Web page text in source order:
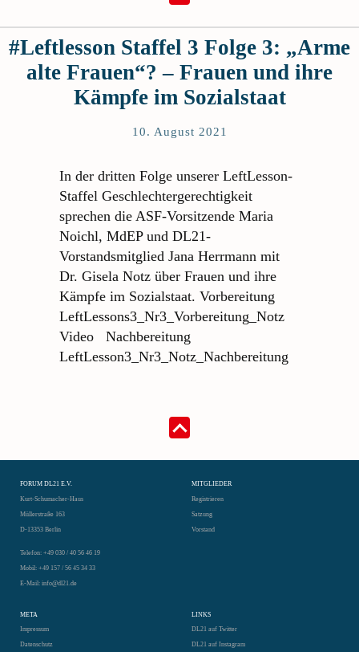
#Leftlesson Staffel 3 Folge 3: „Arme
alte Frauen“? – Frauen und ihre
Kämpfe im Sozialstaat
10. August 2021
In der dritten Folge unserer LeftLesson-
Staffel Geschlechtergerechtigkeit
sprechen die ASF-Vorsitzende Maria
Noichl, MdEP und DL21-
Vorstandsmitglied Jana Herrmann mit
Dr. Gisela Notz über Frauen und ihre
Kämpfe im Sozialstaat. Vorbereitung
LeftLessons3_Nr3_Vorbereitung_Notz
Video Nachbereitung
LeftLesson3_Nr3_Notz_Nachbereitung
FORUM DL21 E.V.
Kurt-Schumacher-Haus
Müllerstraße 163
D-13353 Berlin
Telefon: +49 030 / 40 56 46 19
Mobil: +49 157 / 56 45 34 33
E-Mail: info@dl21.de
MITGLIEDER
Registrieren
Satzung
Vorstand
META
Impressum
Datenschutz
LINKS
DL21 auf Twitter
DL21 auf Instagram